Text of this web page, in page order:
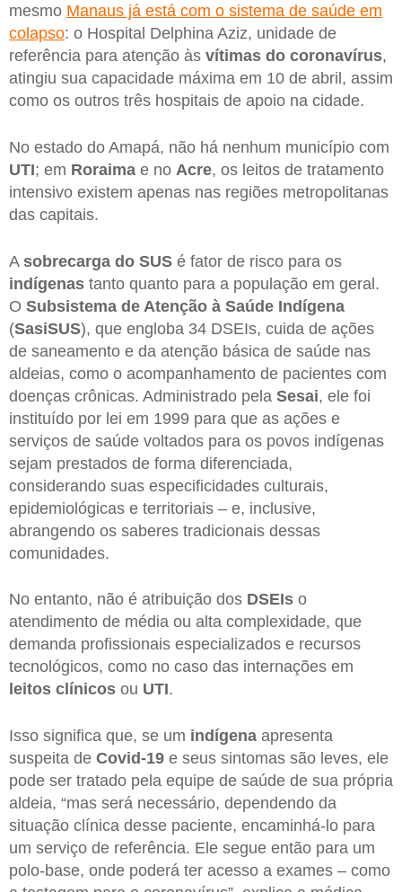
mesmo Manaus já está com o sistema de saúde em
colapso: o Hospital Delphina Aziz, unidade de
referência para atenção às vítimas do coronavírus,
atingiu sua capacidade máxima em 10 de abril, assim
como os outros três hospitais de apoio na cidade.
No estado do Amapá, não há nenhum município com
UTI; em Roraima e no Acre, os leitos de tratamento
intensivo existem apenas nas regiões metropolitanas
das capitais.
A sobrecarga do SUS é fator de risco para os
indígenas tanto quanto para a população em geral.
O Subsistema de Atenção à Saúde Indígena
(SasiSUS), que engloba 34 DSEIs, cuida de ações
de saneamento e da atenção básica de saúde nas
aldeias, como o acompanhamento de pacientes com
doenças crônicas. Administrado pela Sesai, ele foi
instituído por lei em 1999 para que as ações e
serviços de saúde voltados para os povos indígenas
sejam prestados de forma diferenciada,
considerando suas especificidades culturais,
epidemiológicas e territoriais – e, inclusive,
abrangendo os saberes tradicionais dessas
comunidades.
No entanto, não é atribuição dos DSEIs o
atendimento de média ou alta complexidade, que
demanda profissionais especializados e recursos
tecnológicos, como no caso das internações em
leitos clínicos ou UTI.
Isso significa que, se um indígena apresenta
suspeita de Covid-19 e seus sintomas são leves, ele
pode ser tratado pela equipe de saúde de sua própria
aldeia, “mas será necessário, dependendo da
situação clínica desse paciente, encaminhá-lo para
um serviço de referência. Ele segue então para um
polo-base, onde poderá ter acesso a exames – como